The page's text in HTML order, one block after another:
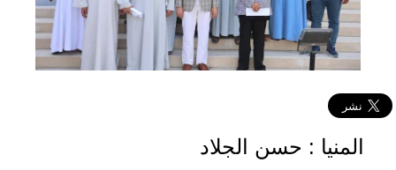
المنيا : حسن الجلاد